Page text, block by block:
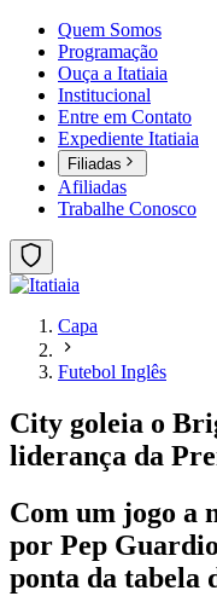
Quem Somos
Programação
Ouça a Itatiaia
Institucional
Entre em Contato
Expediente Itatiaia
Filiadas
Afiliadas
Trabalhe Conosco
Capa
Futebol Inglês
City goleia o
liderança da
Com um jogo a
por Pep
ponta da tabela